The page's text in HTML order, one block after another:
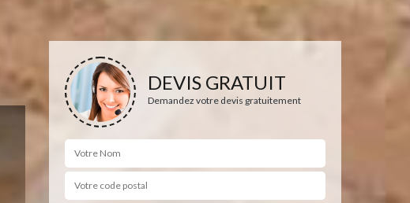
DEVIS GRATUIT
Demandez votre devis gratuitement